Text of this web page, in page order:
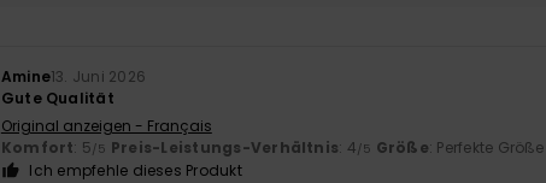
Amine13. Juni 2026
Gute Qualität
Original anzeigen - Français
Komfort: 5/5 Preis-Leistungs-Verhältnis: 4/5 Größe: Perfekte Größe
Ich empfehle dieses Produkt